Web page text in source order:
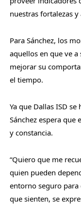
nuestras fortalezas
Para Sánchez, los
aquellos en que ve a
mejorar su
el tiempo.
Ya que Dallas ISD
Sánchez espera que
y constancia.
“Quiero que me
quien pueden
entorno seguro
que sienten, se